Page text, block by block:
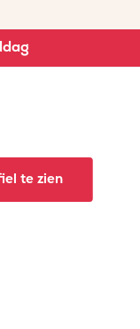
te zien